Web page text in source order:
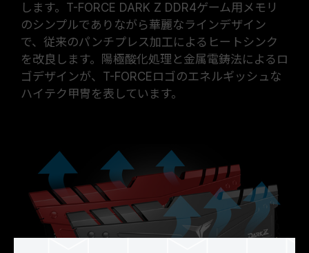
達しない可能性があります。
TEAMGROUPのメモリモジュールは標準電圧範
囲内でテストされています。マザーボードやプロ
セッサの故障が発生した場合は、それぞれの製造
元のアフターサービスにお問い合わせください。
します。T-FORCE DARK Z DDR4ゲーム用メモリ
のシンプルでありながら華麗なラインデザイン
で、従来のパンチプレス加工によるヒートシンク
を改良します。陽極酸化処理と金属電鋳法によるロ
ゴデザインが、T-FORCEロゴのエネルギッシュな
ハイテク甲冑を表しています。